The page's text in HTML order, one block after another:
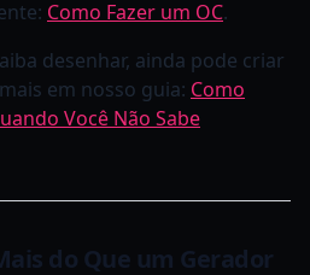
Como Fazer um OC.
desenhar, ainda pode criar
em nosso guia: Como
Você Não Sabe
do Que um Gerador